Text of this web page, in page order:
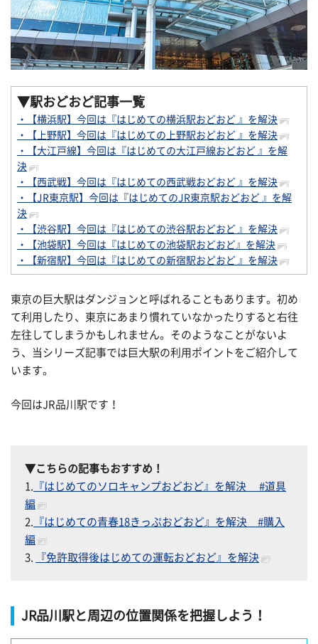
▼駅おどおど記事一覧
・【横浜駅】今回は『はじめての横浜駅おどおど 』を解決
・【上野駅】今回は『はじめての上野駅おどおど 』を解決
・【大江戸線】今回は『はじめての大江戸線おどおど 』を解
決
・【西武戦】今回は『はじめての西武戦おどおど 』を解決
・【JR東京駅】今回は『はじめてのJR東京駅おどおど 』を解
決
・【渋谷駅】今回は『はじめての渋谷駅おどおど 』を解決
・【池袋駅】今回は『はじめての池袋駅おどおど』を解決
・【新宿駅】今回は『はじめての新宿駅おどおど 』を解決
東京の巨大駅はダンジョンと呼ばれることもあります。初め
て利用したり、東京にあまり慣れていなかったりすると右往
左往してしまうかもしれません。そのようなことがないよ
う、当シリーズ記事では巨大駅の利用ポイントをご紹介して
います。
今回はJR品川駅です！
▼こちらの記事もおすすめ！
1.
『はじめてのソロキャンプおどおど』を解決 #道具
編
2.
『はじめての青春18きっぷおどおど』を解決 #購入
編
3.
『免許取得後はじめての運転おどおど』を解決
JR品川駅と周辺の位置関係を把握しよう！